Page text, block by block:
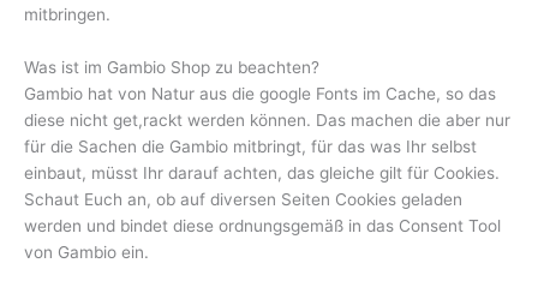
mitbringen.
Was ist im Gambio Shop zu beachten?
Gambio hat von Natur aus die google Fonts im Cache, so das
diese nicht get,rackt werden können. Das machen die aber nur
für die Sachen die Gambio mitbringt, für das was Ihr selbst
einbaut, müsst Ihr darauf achten, das gleiche gilt für Cookies.
Schaut Euch an, ob auf diversen Seiten Cookies geladen
werden und bindet diese ordnungsgemäß in das Consent Tool
von Gambio ein.